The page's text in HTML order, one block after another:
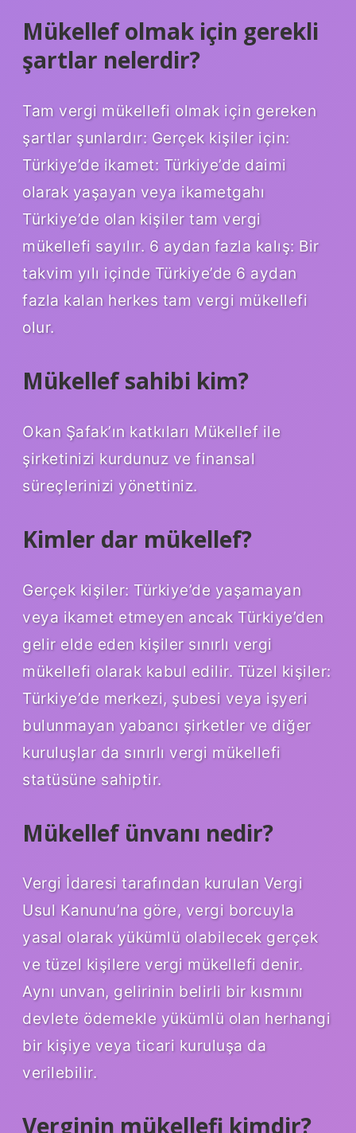
Mükellef olmak için gerekli
şartlar nelerdir?
Tam vergi mükellefi olmak için gereken
şartlar şunlardır: Gerçek kişiler için:
Türkiye’de ikamet: Türkiye’de daimi
olarak yaşayan veya ikametgahı
Türkiye’de olan kişiler tam vergi
mükellefi sayılır. 6 aydan fazla kalış: Bir
takvim yılı içinde Türkiye’de 6 aydan
fazla kalan herkes tam vergi mükellefi
olur.
Mükellef sahibi kim?
Okan Şafak’ın katkıları Mükellef ile
şirketinizi kurdunuz ve finansal
süreçlerinizi yönettiniz.
Kimler dar mükellef?
Gerçek kişiler: Türkiye’de yaşamayan
veya ikamet etmeyen ancak Türkiye’den
gelir elde eden kişiler sınırlı vergi
mükellefi olarak kabul edilir. Tüzel kişiler:
Türkiye’de merkezi, şubesi veya işyeri
bulunmayan yabancı şirketler ve diğer
kuruluşlar da sınırlı vergi mükellefi
statüsüne sahiptir.
Mükellef ünvanı nedir?
Vergi İdaresi tarafından kurulan Vergi
Usul Kanunu’na göre, vergi borcuyla
yasal olarak yükümlü olabilecek gerçek
ve tüzel kişilere vergi mükellefi denir.
Aynı unvan, gelirinin belirli bir kısmını
devlete ödemekle yükümlü olan herhangi
bir kişiye veya ticari kuruluşa da
verilebilir.
Verginin mükellefi kimdir?